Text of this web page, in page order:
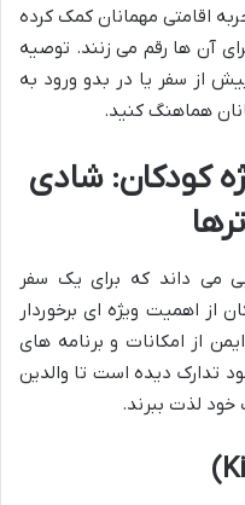
اقامتی مهمانان کمک کرده
آن ها رقم می زنند. توصیه
از سفر یا در بدو ورود به
هماهنگ کنید.
کودکان: شادی
می داند که برای یک سفر
از اهمیت ویژه ای برخوردار
از امکانات و برنامه های
تدارک دیده است تا والدین
خود لذت ببرند.